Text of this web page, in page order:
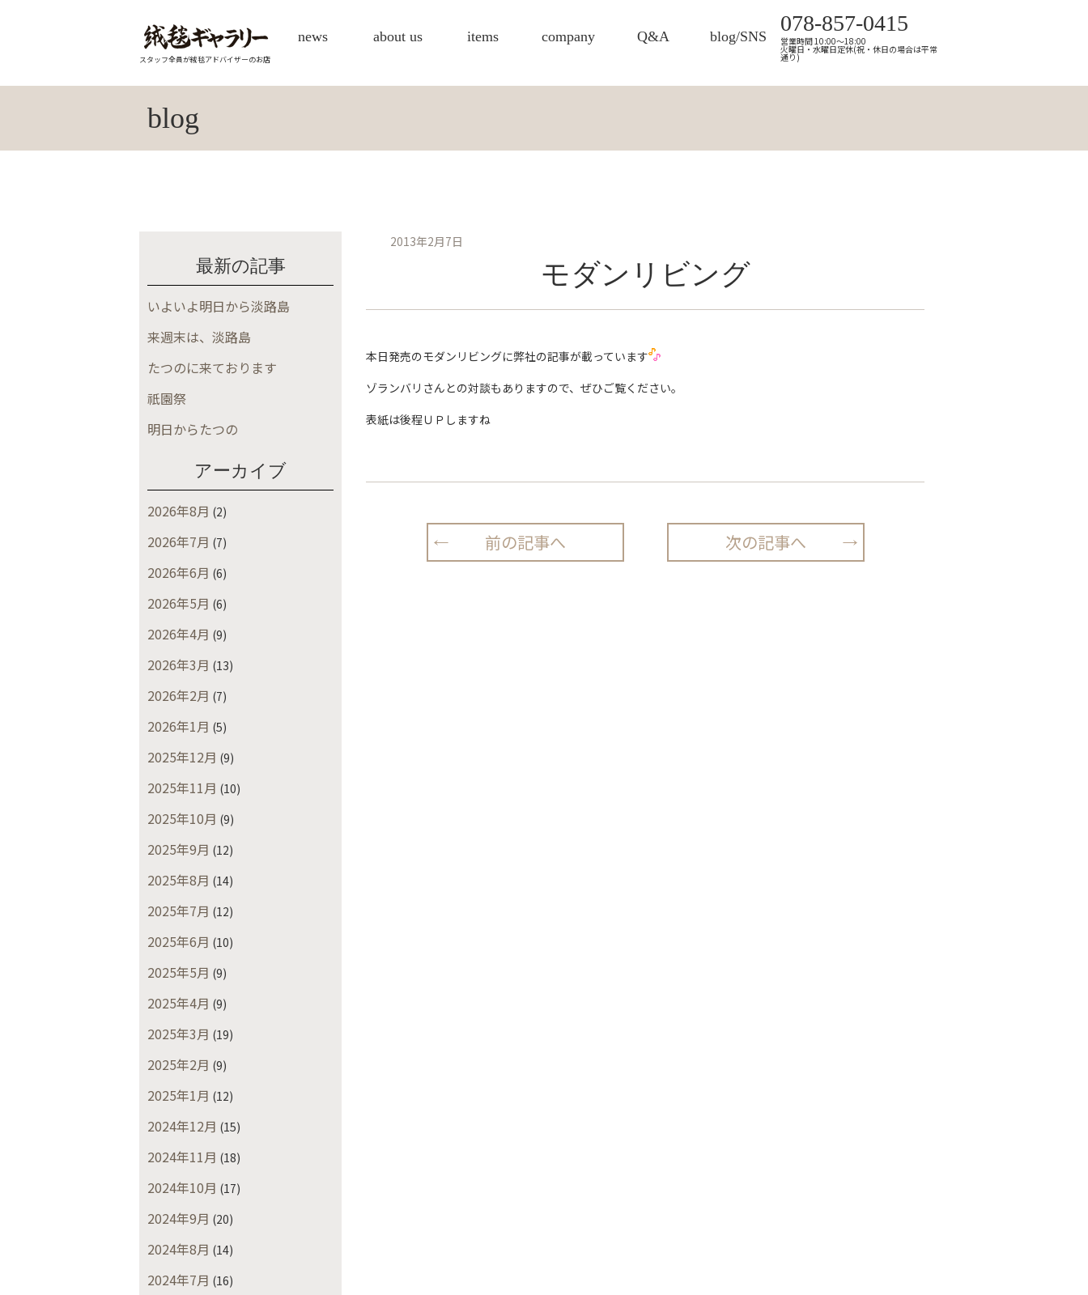
スタッフ全員が絨毯アドバイザーのお店
news about us items company Q&A blog/SNS
078-857-0415
営業時間 10:00～18:00
火曜日・水曜日定休(祝・休日の場合は平常
通り)
blog
最新の記事
いよいよ明日から淡路島
来週末は、淡路島
たつのに来ております
祇園祭
明日からたつの
アーカイブ
2026年8月 (2)
2026年7月 (7)
2026年6月 (6)
2026年5月 (6)
2026年4月 (9)
2026年3月 (13)
2026年2月 (7)
2026年1月 (5)
2025年12月 (9)
2025年11月 (10)
2025年10月 (9)
2025年9月 (12)
2025年8月 (14)
2025年7月 (12)
2025年6月 (10)
2025年5月 (9)
2025年4月 (9)
2025年3月 (19)
2025年2月 (9)
2025年1月 (12)
2024年12月 (15)
2024年11月 (18)
2024年10月 (17)
2024年9月 (20)
2024年8月 (14)
2024年7月 (16)
2013年2月7日
モダンリビング
本日発売のモダンリビングに弊社の記事が載っています
ゾランバリさんとの対談もありますので、ぜひご覧ください。
表紙は後程ＵＰしますね
前の記事へ 次の記事へ